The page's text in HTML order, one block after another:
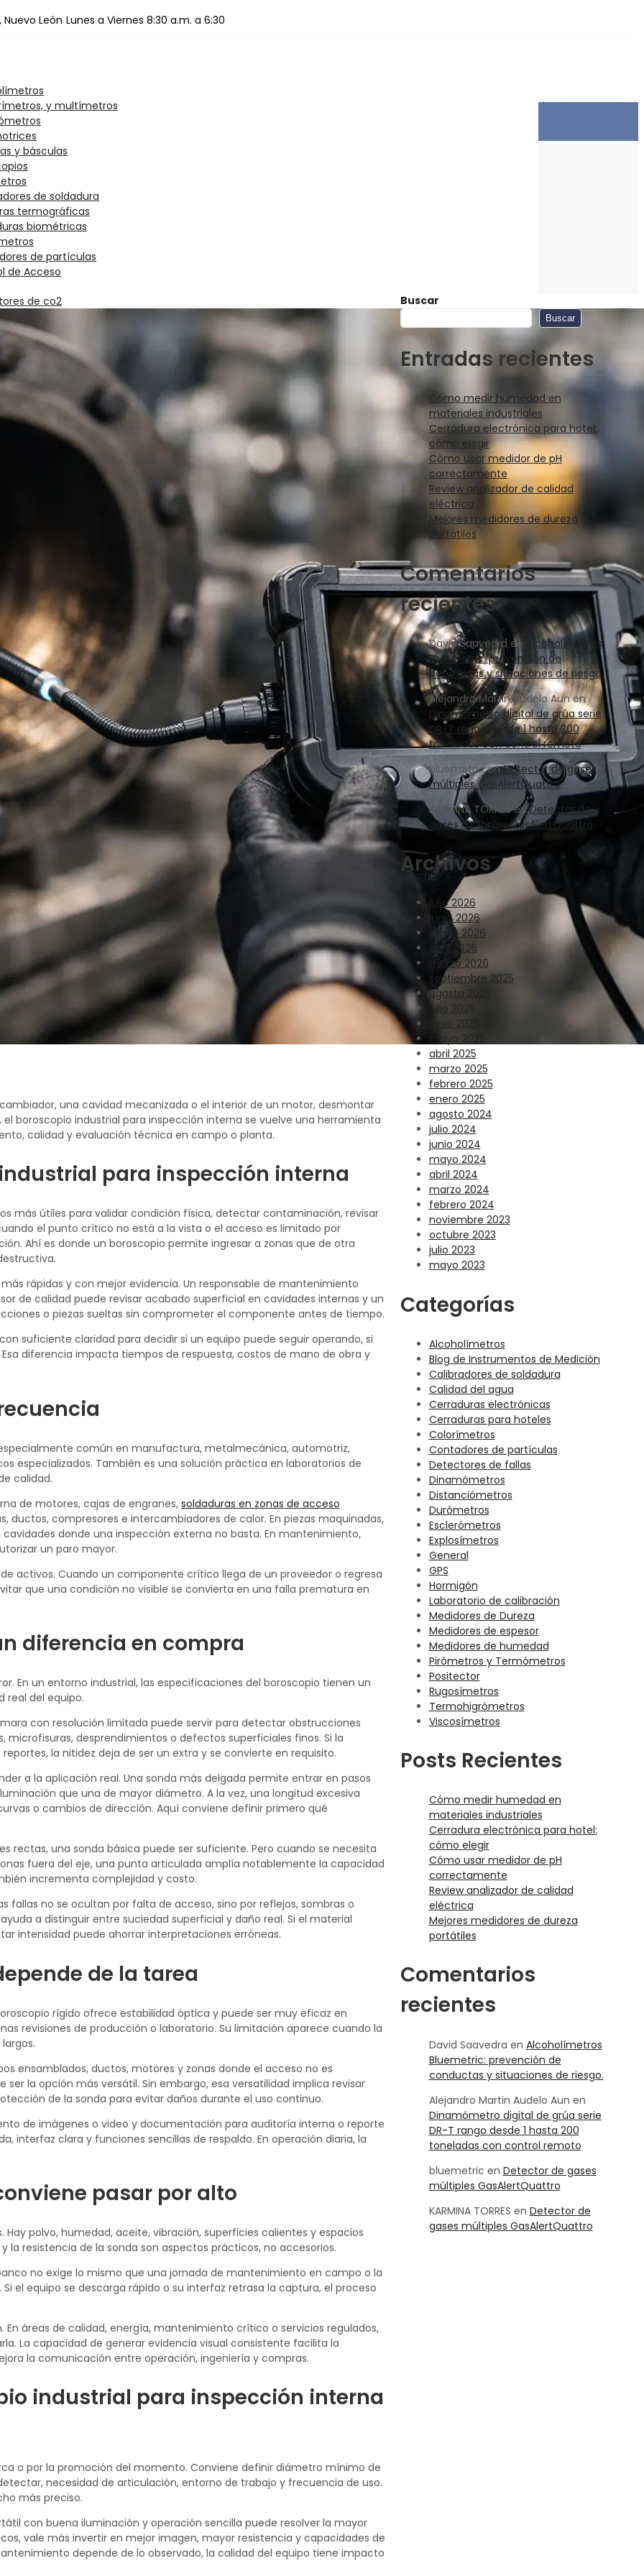
León Lunes a Viernes 8:30 a.m. a 6:30
y multímetros
y básculas
de soldadura
termográficas
biométricas
de partículas
de Acceso
de co2
de fugas
por kgs
por toneladas
láser industrial
de recubrimiento
y escáners
de calidad del agua
de radiación
de rotación
y equipos médicos
Solares
Anclaje
y Pirómetros
una cavidad mecanizada o el interior de un motor, desmontar
boroscopio industrial para inspección interna se vuelve una herramienta
calidad y evaluación técnica en campo o planta.
para inspección interna
más útiles para validar condición física, detectar contaminación, revisar
el punto crítico no está a la vista o el acceso es limitado por
Ahí es donde un boroscopio permite ingresar a zonas que de otra
rápidas y con mejor evidencia. Un responsable de mantenimiento
de calidad puede revisar acabado superficial en cavidades internas y un
o piezas sueltas sin comprometer el componente antes de tiempo.
suficiente claridad para decidir si un equipo puede seguir operando, si
diferencia impacta tiempos de respuesta, costos de mano de obra y
común en manufactura, metalmecánica, automotriz,
especializados. También es una solución práctica en laboratorios de
calidad.
de motores, cajas de engranes, soldaduras en zonas de acceso
ductos, compresores e intercambiadores de calor. En piezas maquinadas,
donde una inspección externa no basta. En mantenimiento,
un paro mayor.
activos. Cuando un componente crítico llega de un proveedor o regresa
que una condición no visible se convierta en una falla prematura en
diferencia en compra
En un entorno industrial, las especificaciones del boroscopio tienen un
real del equipo.
con resolución limitada puede servir para detectar obstrucciones
desprendimientos o defectos superficiales finos. Si la
la nitidez deja de ser un extra y se convierte en requisito.
a la aplicación real. Una sonda más delgada permite entrar en pasos
que una de mayor diámetro. A la vez, una longitud excesiva
o cambios de dirección. Aquí conviene definir primero qué
rectas, una sonda básica puede ser suficiente. Pero cuando se necesita
fuera del eje, una punta articulada amplía notablemente la capacidad
incrementa complejidad y costo.
fallas no se ocultan por falta de acceso, sino por reflejos, sombras o
a distinguir entre suciedad superficial y daño real. Si el material
intensidad puede ahorrar interpretaciones erróneas.
de la tarea
rígido ofrece estabilidad óptica y puede ser muy eficaz en
revisiones de producción o laboratorio. Su limitación aparece cuando la
ensamblados, ductos, motores y zonas donde el acceso no es
la opción más versátil. Sin embargo, esa versatilidad implica revisar
de la sonda para evitar daños durante el uso continuo.
de imágenes o video y documentación para auditoría interna o reporte
interfaz clara y funciones sencillas de respaldo. En operación diaria, la
pasar por alto
polvo, humedad, aceite, vibración, superficies calientes y espacios
la resistencia de la sonda son aspectos prácticos, no accesorios.
no exige lo mismo que una jornada de mantenimiento en campo o la
el equipo se descarga rápido o su interfaz retrasa la captura, el proceso
áreas de calidad, energía, mantenimiento crítico o servicios regulados,
La capacidad de generar evidencia visual consistente facilita la
la comunicación entre operación, ingeniería y compras.
industrial para inspección interna
o por la promoción del momento. Conviene definir diámetro mínimo de
necesidad de articulación, entorno de trabajo y frecuencia de uso.
más preciso.
con buena iluminación y operación sencilla puede resolver la mayor
vale más invertir en mejor imagen, mayor resistencia y capacidades de
depende de lo observado, la calidad del equipo tiene impacto
Buscar
Buscar
Entradas recientes
Cómo medir humedad en
materiales industriales
Cerradura electrónica para hotel:
cómo elegir
Cómo usar medidor de pH
correctamente
Review analizador de calidad
eléctrica
Mejores medidores de dureza
portátiles
Comentarios
recientes
David Saavedraen
Alcoholímetros
Bluemetric: prevención de
conductas y situaciones de riesgo.
Alejandro Martin Audelo Aunen
Dinamómetro digital de grúa serie
DR-T rango desde 1 hasta 200
toneladas con control remoto
bluemetricenDetector de gases
múltiples GasAlertQuattro
KARMINA TORRESenDetector de
gases múltiples GasAlertQuattro
Archivos
julio 2026
junio 2026
mayo 2026
abril 2026
marzo 2026
septiembre 2025
agosto 2025
julio 2025
junio 2025
mayo 2025
abril 2025
marzo 2025
febrero 2025
enero 2025
agosto 2024
julio 2024
junio 2024
mayo 2024
abril 2024
marzo 2024
febrero 2024
noviembre 2023
octubre 2023
julio 2023
mayo 2023
Categorías
Alcoholímetros
Blog de Instrumentos de Medición
Calibradores de soldadura
Calidad del agua
Cerraduras electrónicas
Cerraduras para hoteles
Colorímetros
Contadores de partículas
Detectores de fallas
Dinamómetros
Distanciómetros
Durómetros
Esclerómetros
Explosímetros
General
GPS
Hormigón
Laboratorio de calibración
Medidores de Dureza
Medidores de espesor
Medidores de humedad
Pirómetros y Termómetros
Positector
Rugosímetros
Termohigrómetros
Viscosímetros
Posts Recientes
Cómo medir humedad en
materiales industriales
Cerradura electrónica para hotel:
cómo elegir
Cómo usar medidor de pH
correctamente
Review analizador de calidad
eléctrica
Mejores medidores de dureza
portátiles
Comentarios
recientes
David Saavedra en Alcoholímetros
Bluemetric: prevención de
conductas y situaciones de riesgo.
Alejandro Martin Audelo Aun en
Dinamómetro digital de grúa serie
DR-T rango desde 1 hasta 200
toneladas con control remoto
bluemetric en Detector de gases
múltiples GasAlertQuattro
KARMINA TORRES en Detector de
gases múltiples GasAlertQuattro